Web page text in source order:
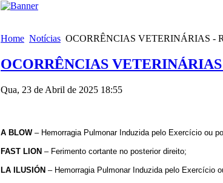
Home Notícias OCORRÊNCIAS VETERINÁRIAS -
OCORRÊNCIAS
Qua, 23 de Abril de 2025 18:55
A BLOW– Hemorragia Pulmonar Induzida pelo Exercício ou
FAST LION – Ferimento cortante no posterior direito;
LA ILUSIÓN – Hemorragia Pulmonar Induzida pelo Exercício